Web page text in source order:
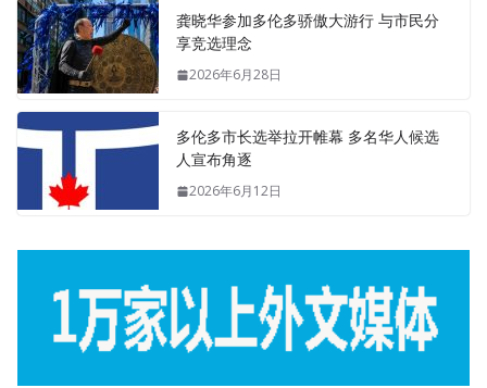
龚晓华参加多伦多骄傲大游行 与市民分
享竞选理念
2026年6月28日
多伦多市长选举拉开帷幕 多名华人候选
人宣布角逐
2026年6月12日